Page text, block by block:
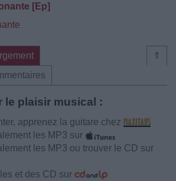
[Ep]
⇑
le plaisir musical :
apprenez la guitare chez
les MP3 sur
les MP3 ou trouver le CD sur
et des CD sur